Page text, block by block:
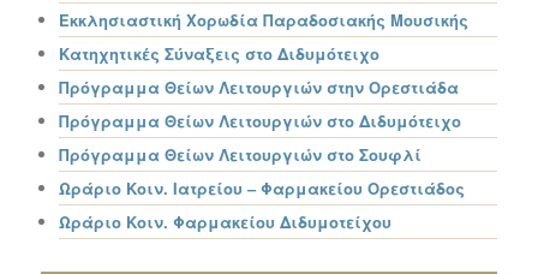
Εκκλησιαστική Χορωδία Παραδοσιακής Μουσικής
Κατηχητικές Σύναξεις στο Διδυμότειχο
Πρόγραμμα Θείων Λειτουργιών στην Ορεστιάδα
Πρόγραμμα Θείων Λειτουργιών στο Διδυμότειχο
Πρόγραμμα Θείων Λειτουργιών στο Σουφλί
Ωράριο Κοιν. Ιατρείου – Φαρμακείου Ορεστιάδος
Ωράριο Κοιν. Φαρμακείου Διδυμοτείχου